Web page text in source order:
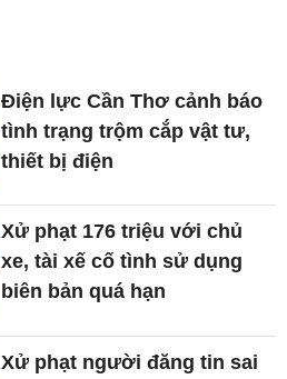
Điện lực Cần Thơ cảnh báo
tình trạng trộm cắp vật tư,
thiết bị điện
Xử phạt 176 triệu với chủ
xe, tài xế cố tình sử dụng
biên bản quá hạn
Xử phạt người đăng tin sai